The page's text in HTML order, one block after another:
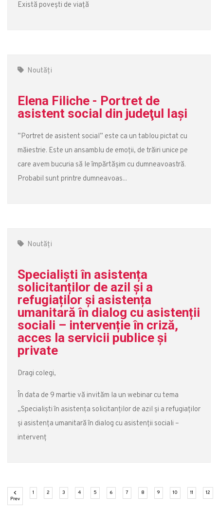
Există povești de viață
Noutăți
Elena Filiche - Portret de
asistent social din judeţul Iaşi
”Portret de asistent social” este ca un tablou pictat cu
măiestrie. Este un ansamblu de emoții, de trăiri unice pe
care avem bucuria să le împărtășim cu dumneavoastră.
Probabil sunt printre dumneavoas...
Noutăți
Specialiști în asistența
solicitanților de azil şi a
refugiaților și asistența
umanitară în dialog cu asistenții
sociali – intervenție în criză,
acces la servicii publice şi
private
Dragi colegi,
În data de 9 martie vă invităm la un webinar cu tema
„Specialiști în asistența solicitanților de azil şi a refugiaților
și asistența umanitară în dialog cu asistenții sociali –
intervenț
PrevPrevious
1 (current)
2 (current)
3 (current)
4(current)
5 (current)
6 (current)
7 (current)
8 (current)
9 (current)
10 (current)
11 (current)
12